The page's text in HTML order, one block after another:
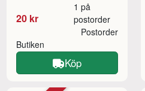
20 kr
1 på
postorder
Butiken
Postorder
Köp